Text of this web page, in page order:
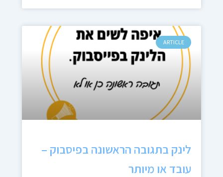
ARTICLE
לינק בתגובה הראשונה בפיסבוק –
עובד או מיותר